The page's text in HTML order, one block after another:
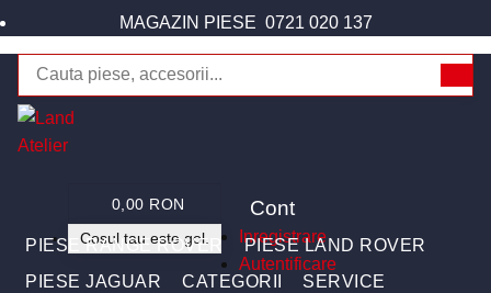
MAGAZIN PIESE 0721 020 137
Cont
Inregistrare
Autentificare
0,00 RON
Cosul tau este gol.
PIESE RANGE ROVER
PIESE LAND ROVER
PIESE JAGUAR
CATEGORII
SERVICE